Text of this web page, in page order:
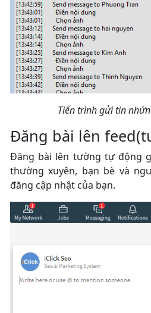
Tiến trình gửi tin
Đăng bài lên
Đăng bài lên tường tự động
thường xuyên, bạn bè và
đăng cập nhật của bạn.